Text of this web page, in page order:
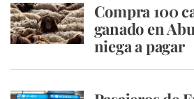
Compra 100
ganado en
niega a pagar